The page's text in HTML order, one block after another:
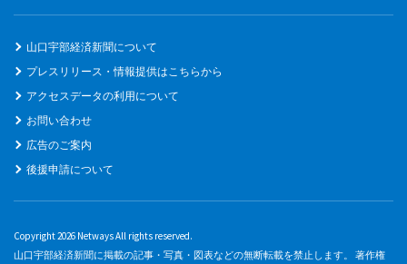
山口宇部経済新聞について
プレスリリース・情報提供はこちらから
アクセスデータの利用について
お問い合わせ
広告のご案内
後援申請について
Copyright 2026 Netways All rights reserved.
山口宇部経済新聞に掲載の記事・写真・図表などの無断転載を禁止します。 著作権